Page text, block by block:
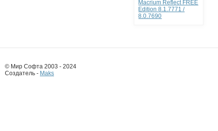
Macrium Reflect FREE
Edition 8.1.7771 /
8.0.7690
© Мир Софта 2003 - 2024
Создатель - Maks